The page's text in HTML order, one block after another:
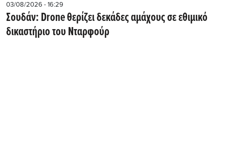
03/08/2026 - 16:29
Σουδάν: Drone θερίζει δεκάδες αμάχους σε εθιμικό
δικαστήριο του Νταρφούρ